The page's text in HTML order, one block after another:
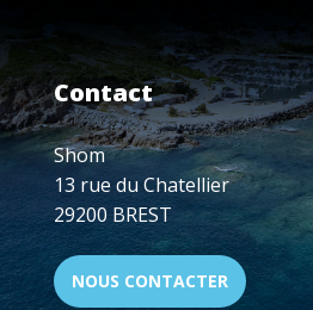
CYBERSÉCURITÉ,
DATA...
LE
15
DÉCEMBRE,
18H
-
20H
Contact
Shom
13 rue du Chatellier
29200 BREST
NOUS CONTACTER